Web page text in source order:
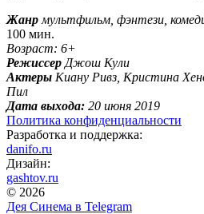
Жанр мультфильм, фэнтези,
100 мин.
Возраст: 6+
Режиссер Джош Кули
Актеры Киану Ривз, Кристина
Пил
Дата выхода: 20 июня 2019
Политика конфиденциальности
Разработка и поддержка:
danifo.ru
Дизайн:
gashtov.ru
© 2026
Дея Синема в Telegram